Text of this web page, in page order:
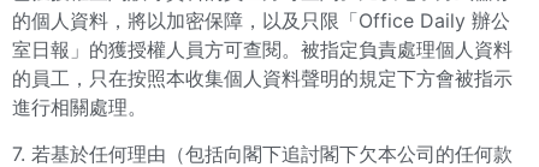
的個人資料，將以加密保障，以及只限「Office Daily 辦公
室日報」的獲授權人員方可查閱。被指定負責處理個人資料
的員工，只在按照本收集個人資料聲明的規定下方會被指示
進行相關處理。
7. 若基於任何理由（包括向閣下追討閣下欠本公司的任何款